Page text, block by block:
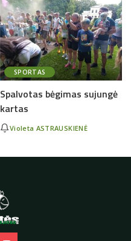
SPORTAS
Spalvotas bėgimas sujungė
kartas
Violeta ASTRAUSKIENĖ